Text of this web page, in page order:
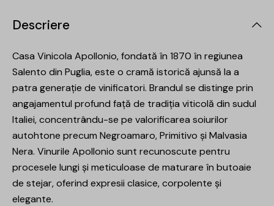
Descriere
Casa Vinicola Apollonio, fondată în 1870 în regiunea
Salento din Puglia, este o cramă istorică ajunsă la a
patra generație de vinificatori. Brandul se distinge prin
angajamentul profund față de tradiția viticolă din sudul
Italiei, concentrându-se pe valorificarea soiurilor
autohtone precum Negroamaro, Primitivo și Malvasia
Nera. Vinurile Apollonio sunt recunoscute pentru
procesele lungi și meticuloase de maturare în butoaie
de stejar, oferind expresii clasice, corpolente și
elegante.